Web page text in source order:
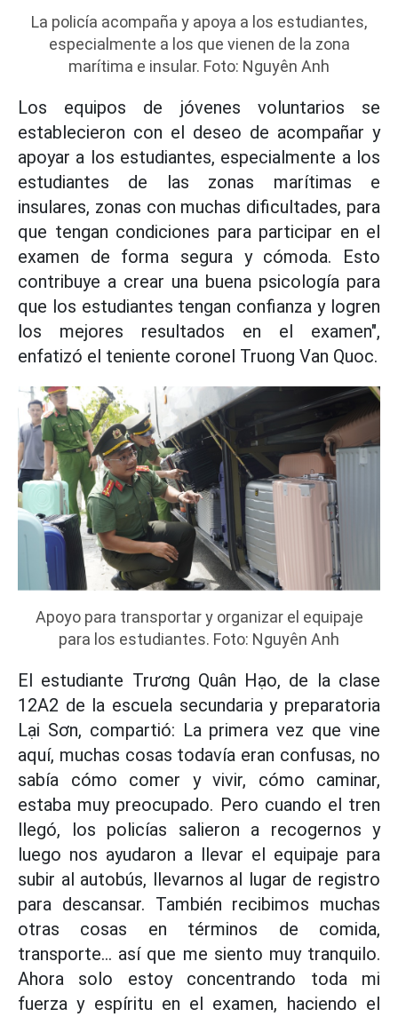
La policía acompaña y apoya a los estudiantes,
especialmente a los que vienen de la zona
marítima e insular. Foto: Nguyên Anh
Los equipos de jóvenes voluntarios se
establecieron con el deseo de acompañar y
apoyar a los estudiantes, especialmente a los
estudiantes de las zonas marítimas e
insulares, zonas con muchas dificultades, para
que tengan condiciones para participar en el
examen de forma segura y cómoda. Esto
contribuye a crear una buena psicología para
que los estudiantes tengan confianza y logren
los mejores resultados en el examen",
enfatizó el teniente coronel Truong Van Quoc.
Apoyo para transportar y organizar el equipaje
para los estudiantes. Foto: Nguyên Anh
El estudiante Trương Quân Hạo, de la clase
12A2 de la escuela secundaria y preparatoria
Lại Sơn, compartió: La primera vez que vine
aquí, muchas cosas todavía eran confusas, no
sabía cómo comer y vivir, cómo caminar,
estaba muy preocupado. Pero cuando el tren
llegó, los policías salieron a recogernos y
luego nos ayudaron a llevar el equipaje para
subir al autobús, llevarnos al lugar de registro
para descansar. También recibimos muchas
otras cosas en términos de comida,
transporte... así que me siento muy tranquilo.
Ahora solo estoy concentrando toda mi
fuerza y espíritu en el examen, haciendo el